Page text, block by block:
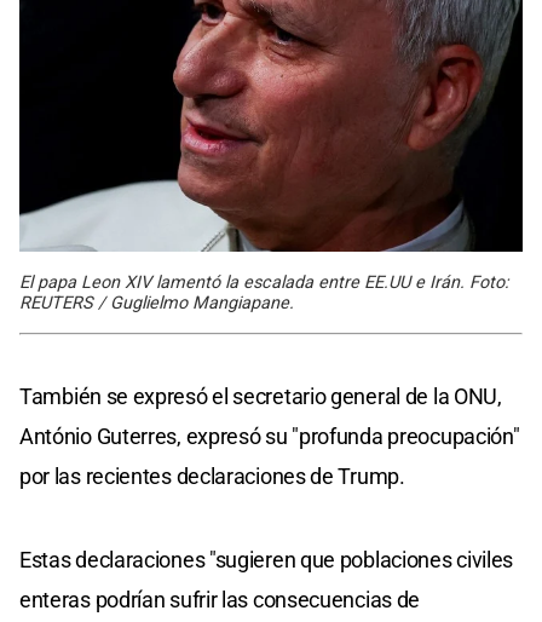
El papa Leon XIV lamentó la escalada entre EE.UU e Irán. Foto:
REUTERS / Guglielmo Mangiapane.
También se expresó el secretario general de la ONU,
António Guterres, expresó su "profunda preocupación"
por las recientes declaraciones de Trump.
Estas declaraciones "sugieren que poblaciones civiles
enteras podrían sufrir las consecuencias de